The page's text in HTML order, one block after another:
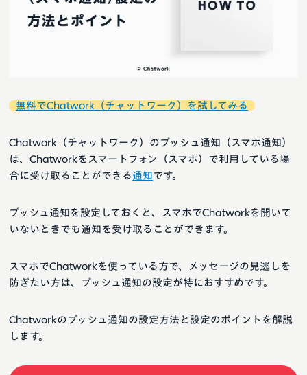
Chatworkのプッシュ通知の設定方法と設定のポイントを解説
します。
スマホでChatworkを使っている方で、メッセージの見逃しを
防ぎたい方は、プッシュ通知の設定が特におすすめです。
プッシュ通知を設定しておくと、スマホでChatworkを開いて
いないときでも通知を受け取ることができます。
Chatwork（チャットワーク）のプッシュ通知（スマホ通知）
は、Chatworkをスマートフォン（スマホ）で利用している場
合に受け取ることができる 通知です。
無料でChatwork（チャットワーク）を試してみる